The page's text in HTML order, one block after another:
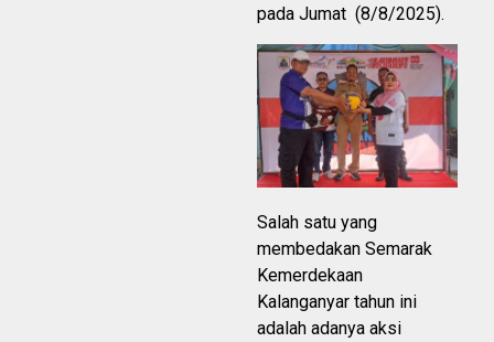
pada Jumat (8/8/2025).
Salah satu yang
membedakan Semarak
Kemerdekaan
Kalanganyar tahun ini
adalah adanya aksi